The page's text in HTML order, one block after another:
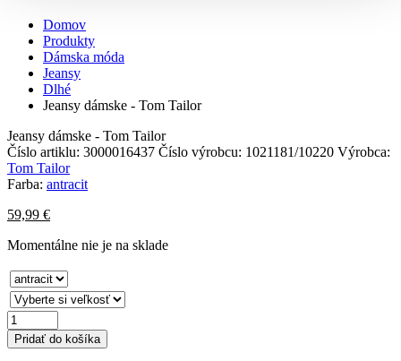
Domov
Produkty
Dámska móda
Jeansy
Dlhé
Jeansy dámske - Tom Tailor
Jeansy dámske - Tom Tailor
Číslo artiklu: 3000016437 Číslo výrobcu: 1021181/10220 Výrobca:
Tom Tailor
Farba: antracit
59,99 €
Momentálne nie je na sklade
množstvo
Jeansy
dámske
Pridať do košíka